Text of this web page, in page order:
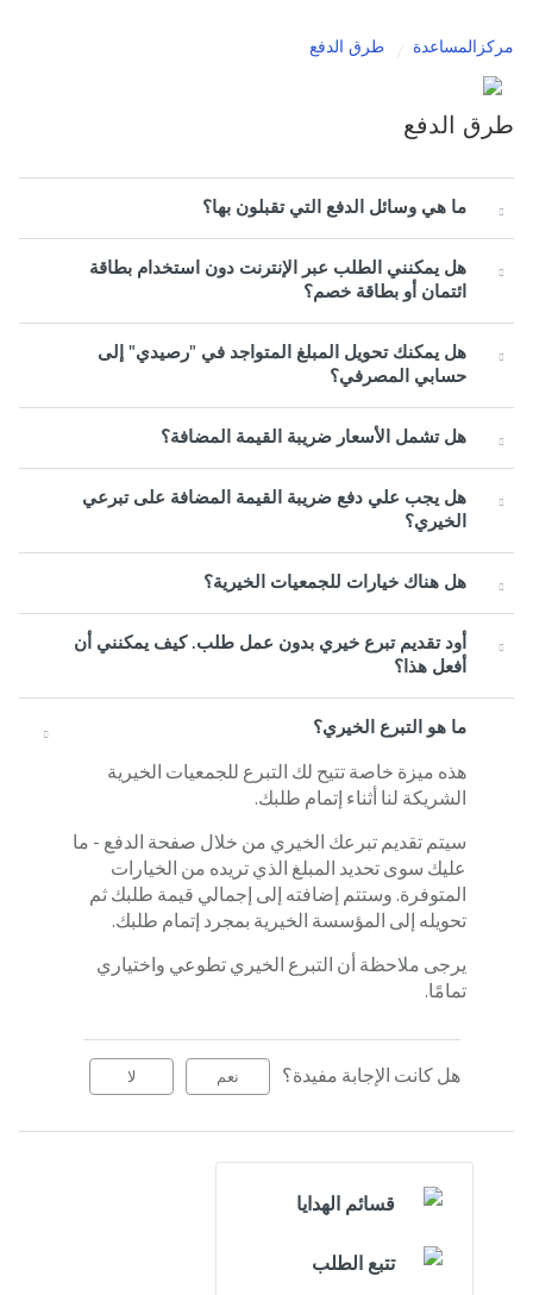
مركزالمساعدة طرق الدفع
طرق الدفع
ما هي وسائل الدفع التي تقبلون بها؟
هل يمكنني الطلب عبر الإنترنت دون استخدام بطاقة
ائتمان أو بطاقة خصم؟
هل يمكنك تحويل المبلغ المتواجد في "رصيدي" إلى
حسابي المصرفي؟
هل تشمل الأسعار ضريبة القيمة المضافة؟
هل يجب علي دفع ضريبة القيمة المضافة على تبرعي
الخيري؟
هل هناك خيارات للجمعيات الخيرية؟
أود تقديم تبرع خيري بدون عمل طلب. كيف يمكنني أن
أفعل هذا؟
ما هو التبرع الخيري؟
هذه ميزة خاصة تتيح لك التبرع للجمعيات الخيرية
الشريكة لنا أثناء إتمام طلبك.
سيتم تقديم تبرعك الخيري من خلال صفحة الدفع - ما
عليك سوى تحديد المبلغ الذي تريده من الخيارات
المتوفرة. وستتم إضافته إلى إجمالي قيمة طلبك ثم
تحويله إلى المؤسسة الخيرية بمجرد إتمام طلبك.
يرجى ملاحظة أن التبرع الخيري تطوعي واختياري
تمامًا.
هل كانت الإجابة مفيدة؟ نعم لا
قسائم الهدايا
تتبع الطلب